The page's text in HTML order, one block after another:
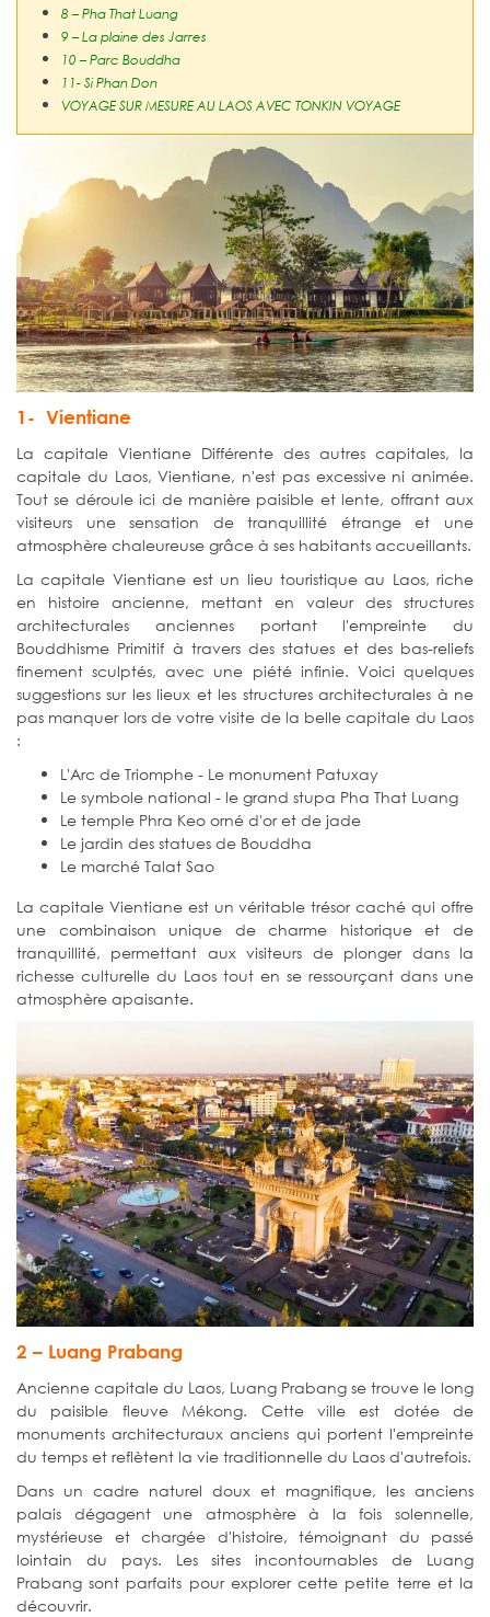
8 – Pha That Luang
9 – La plaine des Jarres
10 – Parc Bouddha
11- Si Phan Don
VOYAGE SUR MESURE AU LAOS AVEC TONKIN VOYAGE
1- Vientiane
La capitale Vientiane Différente des autres capitales, la
capitale du Laos, Vientiane, n'est pas excessive ni animée.
Tout se déroule ici de manière paisible et lente, offrant aux
visiteurs une sensation de tranquillité étrange et une
atmosphère chaleureuse grâce à ses habitants accueillants.
La capitale Vientiane est un lieu touristique au Laos, riche
en histoire ancienne, mettant en valeur des structures
architecturales anciennes portant l'empreinte du
Bouddhisme Primitif à travers des statues et des bas-reliefs
finement sculptés, avec une piété infinie. Voici quelques
suggestions sur les lieux et les structures architecturales à ne
pas manquer lors de votre visite de la belle capitale du Laos
:
L'Arc de Triomphe - Le monument Patuxay
Le symbole national - le grand stupa Pha That Luang
Le temple Phra Keo orné d'or et de jade
Le jardin des statues de Bouddha
Le marché Talat Sao
La capitale Vientiane est un véritable trésor caché qui offre
une combinaison unique de charme historique et de
tranquillité, permettant aux visiteurs de plonger dans la
richesse culturelle du Laos tout en se ressourçant dans une
atmosphère apaisante.
2 – Luang Prabang
Ancienne capitale du Laos, Luang Prabang se trouve le long
du paisible fleuve Mékong. Cette ville est dotée de
monuments architecturaux anciens qui portent l'empreinte
du temps et reflètent la vie traditionnelle du Laos d'autrefois.
Dans un cadre naturel doux et magnifique, les anciens
palais dégagent une atmosphère à la fois solennelle,
mystérieuse et chargée d'histoire, témoignant du passé
lointain du pays. Les sites incontournables de Luang
Prabang sont parfaits pour explorer cette petite terre et la
découvrir.